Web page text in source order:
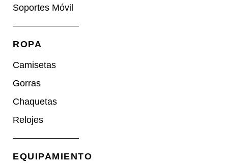
Soportes Móvil
ROPA
Camisetas
Gorras
Chaquetas
Relojes
EQUIPAMIENTO